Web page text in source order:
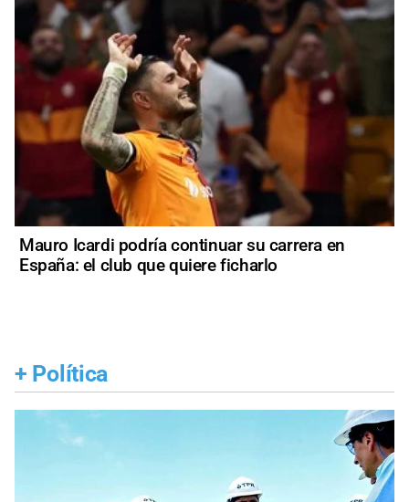
Mauro Icardi podría continuar su carrera en
España: el club que quiere ficharlo
+ Política